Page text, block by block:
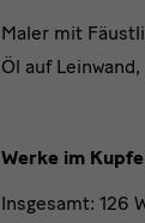
Maler mit
Öl auf
Werke im
Insgesamt: 126